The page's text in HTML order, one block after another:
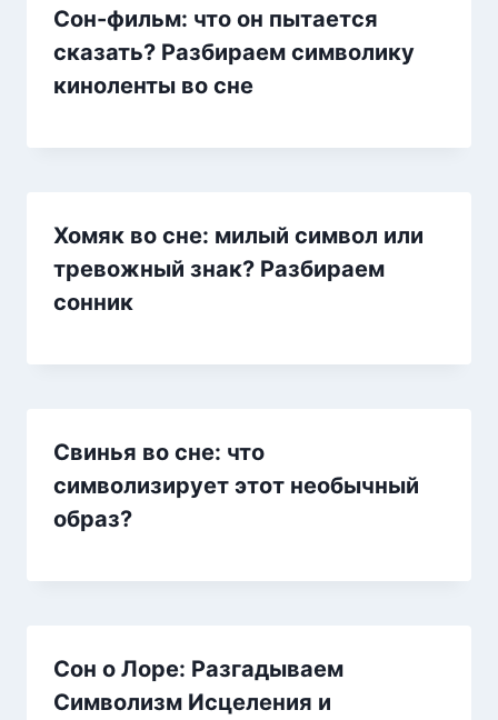
Сон-фильм: что он пытается
сказать? Разбираем символику
киноленты во сне
Хомяк во сне: милый символ или
тревожный знак? Разбираем
сонник
Свинья во сне: что
символизирует этот необычный
образ?
Сон о Лоре: Разгадываем
Символизм Исцеления и